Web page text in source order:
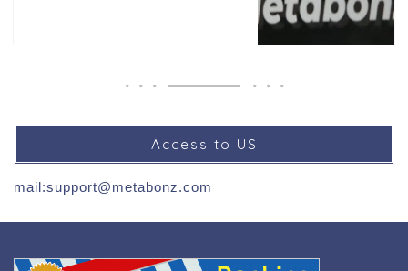
Access to US
mail:support@metabonz.com